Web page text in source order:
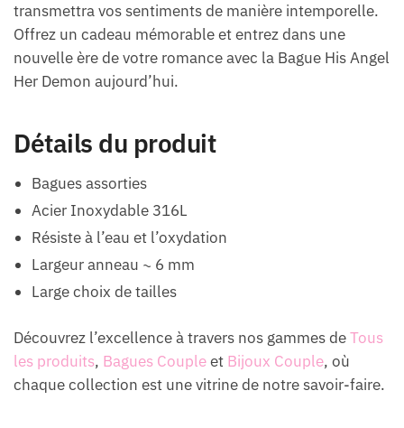
transmettra vos sentiments de manière intemporelle.
Offrez un cadeau mémorable et entrez dans une
nouvelle ère de votre romance avec la Bague His Angel
Her Demon aujourd’hui.
Détails du produit
Bagues assorties
Acier Inoxydable 316L
Résiste à l’eau et l’oxydation
Largeur anneau ~ 6 mm
Large choix de tailles
Découvrez l’excellence à travers nos gammes deTous
les produits, Bagues Coupleet Bijoux Couple, où
chaque collection est une vitrine de notre savoir-faire.